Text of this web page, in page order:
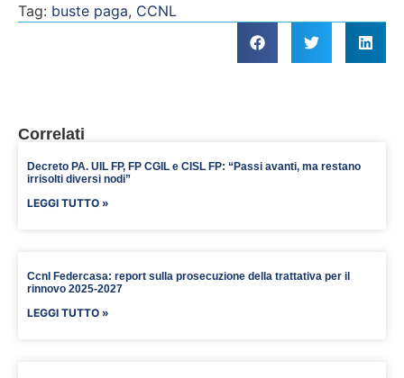
Tag: buste paga, CCNL
Correlati
Decreto PA. UIL FP, FP CGIL e CISL FP: “Passi avanti, ma restano
irrisolti diversi nodi”
LEGGI TUTTO »
Ccnl Federcasa: report sulla prosecuzione della trattativa per il
rinnovo 2025-2027
LEGGI TUTTO »